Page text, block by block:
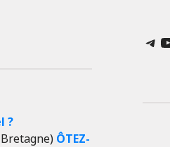
?
ÔTEZ-